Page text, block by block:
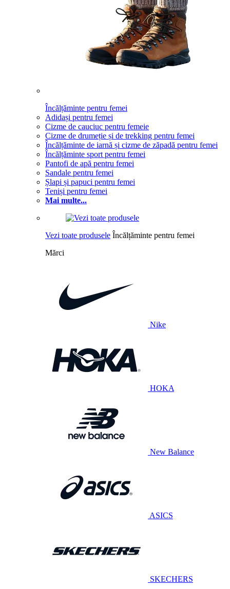
Încălțăminte pentru femei
Adidași pentru femei
Cizme de cauciuc pentru femeie
Cizme de drumeție și de trekking pentru femei
Încălțăminte de iarnă și cizme de zăpadă pentru femei
Încălțăminte sport pentru femei
Pantofi de apă pentru femei
Sandale pentru femei
Șlapi și papuci pentru femei
Teniși pentru femei
Mai multe...
Vezi toate produsele Încălțăminte pentru femei
Mărci
Nike
HOKA
New Balance
ASICS
SKECHERS